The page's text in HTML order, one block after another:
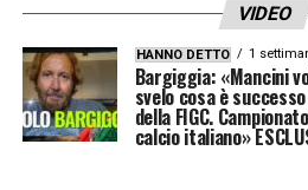
VIDEO
HANNO DETTO 1
Bargiggia: «Mancini
svelo cosa è
della FIGC.
calcio italiano»